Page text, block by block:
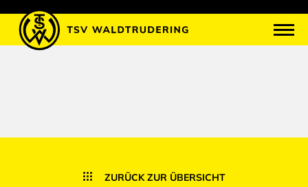
ZURÜCK ZUR ÜBERSICHT